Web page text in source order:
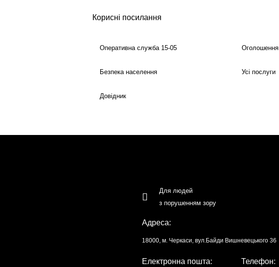
Корисні посилання
Оперативна служба 15-05 Оголошення
Безпека населення Усі послуги
Довідник
Для людей
з порушенням зору
Адреса:
18000, м. Черкаси, вул.Байди Вишневецького 36
Електронна пошта: Телефон: